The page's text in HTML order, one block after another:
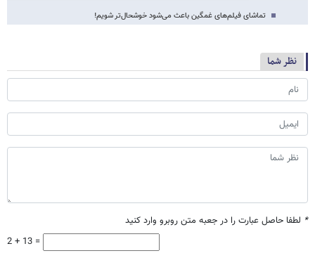
تماشای فیلم‌های غمگین باعث می‌شود خوشحال‌تر شویم!
نظر شما
* لطفا حاصل عبارت را در جعبه متن روبرو وارد کنید
2 + 13 =